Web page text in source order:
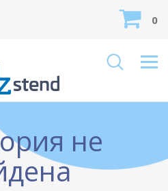
0
не